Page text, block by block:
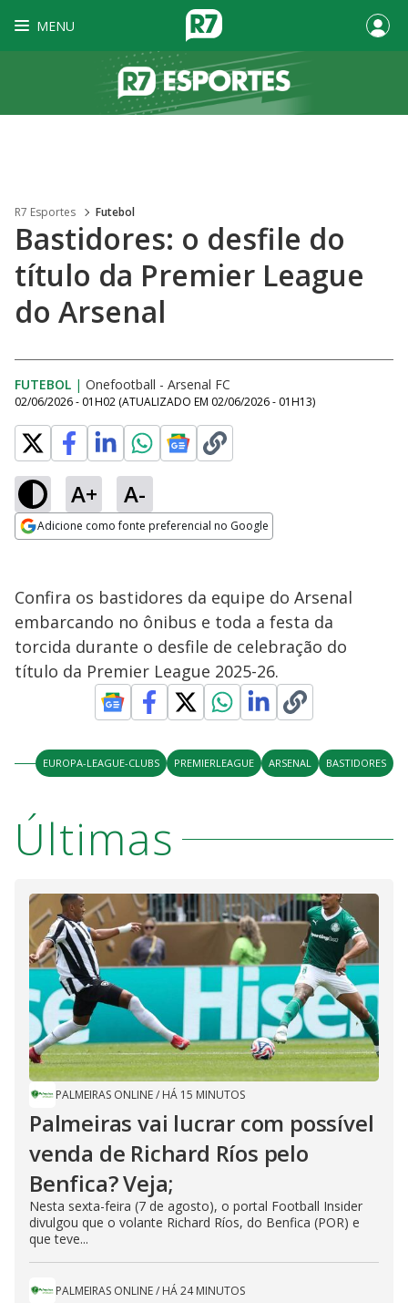
MENU
R7 Esportes Futebol
Bastidores: o desfile do
título da Premier League
do Arsenal
FUTEBOL | Onefootball - Arsenal FC
02/06/2026 - 01H02 (ATUALIZADO EM 02/06/2026 - 01H13)
A+ A-
Adicione como fonte preferencial no Google
Confira os bastidores da equipe do Arsenal
embarcando no ônibus e toda a festa da
torcida durante o desfile de celebração do
título da Premier League 2025-26.
EUROPA-LEAGUE-CLUBS PREMIERLEAGUE ARSENAL BASTIDORES
Últimas
PALMEIRAS ONLINE/ HÁ 15 MINUTOS
Palmeiras vai lucrar com possível
venda de Richard Ríos pelo
Benfica? Veja;
Nesta sexta-feira (7 de agosto), o portal Football Insider
divulgou que o volante Richard Ríos, do Benfica (POR) e
que teve...
PALMEIRAS ONLINE/ HÁ 24 MINUTOS